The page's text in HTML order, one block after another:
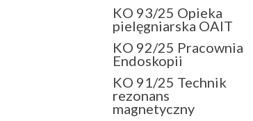
KO 93/25 Opieka
pielęgniarska OAIT
KO 92/25 Pracownia
Endoskopii
KO 91/25 Technik
rezonans
magnetyczny